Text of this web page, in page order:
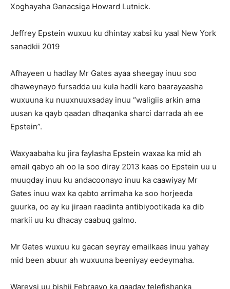
Xoghayaha Ganacsiga Howard Lutnick.
Jeffrey Epstein wuxuu ku dhintay xabsi ku yaal New York
sanadkii 2019
Afhayeen u hadlay Mr Gates ayaa sheegay inuu soo
dhaweynayo fursadda uu kula hadli karo baarayaasha
wuxuuna ku nuuxnuuxsaday inuu “waligiis arkin ama
uusan ka qayb qaadan dhaqanka sharci darrada ah ee
Epstein”.
Waxyaabaha ku jira faylasha Epstein waxaa ka mid ah
email qabyo ah oo la soo diray 2013 kaas oo Epstein uu u
muuqday inuu ku andacoonayo inuu ka caawiyay Mr
Gates inuu wax ka qabto arrimaha ka soo horjeeda
guurka, oo ay ku jiraan raadinta antibiyootikada ka dib
markii uu ku dhacay caabuq galmo.
Mr Gates wuxuu ku gacan seyray emailkaas inuu yahay
mid been abuur ah wuxuuna beeniyay eedeymaha.
Wareysi uu bishii Febraayo ka qaaday telefishanka